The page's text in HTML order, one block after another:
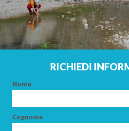
RICHIEDI
Nome
Cognome